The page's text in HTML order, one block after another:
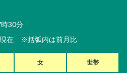
30分
現在 ※括弧内は前月比
女 世帯